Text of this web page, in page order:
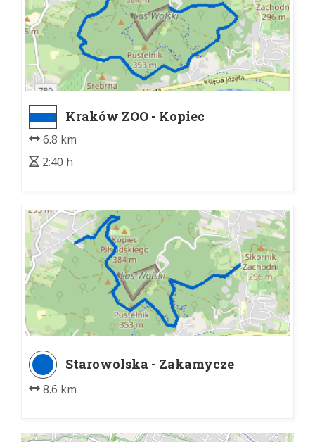
Kraków ZOO - Kopiec
6.8 km
2:40 h
Starowolska - Zakamycze
8.6 km